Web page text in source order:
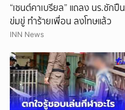
“เซนต์คาเบรียล” แถลง นร.ชักปืน
ข่มขู่ ทำร้ายเพื่อน ลงโทษแล้ว
INN News